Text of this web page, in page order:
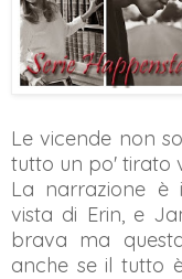
Le vicende non
tutto un po' tirato
La narrazione
vista di Erin, e
brava ma
anche se il tutto